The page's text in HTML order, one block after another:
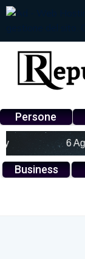
Persone
6 Ago
Business